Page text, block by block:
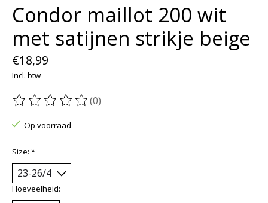
Condor maillot 200 wit
met satijnen strikje beige
€18,99
Incl. btw
De beoordeling van dit product is
(0)
Op voorraad
Size: *
Hoeveelheid: